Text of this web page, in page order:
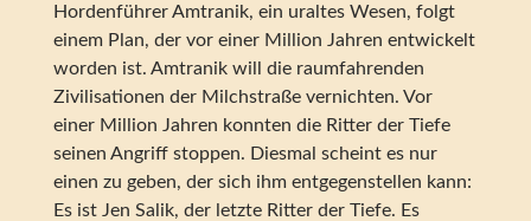
Hordenführer Amtranik, ein uraltes Wesen, folgt
einem Plan, der vor einer Million Jahren entwickelt
worden ist. Amtranik will die raumfahrenden
Zivilisationen der Milchstraße vernichten. Vor
einer Million Jahren konnten die Ritter der Tiefe
seinen Angriff stoppen. Diesmal scheint es nur
einen zu geben, der sich ihm entgegenstellen kann:
Es ist Jen Salik, der letzte Ritter der Tiefe. Es